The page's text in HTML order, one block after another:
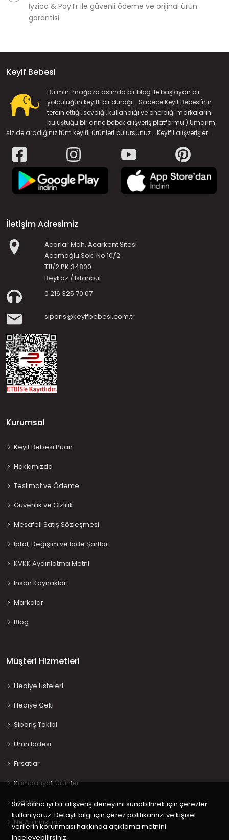
İyzico & PayTr ile güvenli ödeme ve orijinal ürün
garantisi
Keyif Bebesi
Bu mini mağaza aslında bir blog ile başlayan bir
yolculuğun keyifli bir durağı... Sadece Keyif Bebesi'nin
tercih ettiği, sevdiği, kullandığı ve önerdiği markaların
buluştuğu bir anne bebek alışveriş platformu:) Umarım
siz de aradığınız tüm keyifli ürünleri bulursunuz... Keyifli alışverişler...
İletişim Adresimiz
Acarlar Mah. Acarkent Sitesi
Acemoğlu Sok. No:10/2
T11/2 PK:34800
Beykoz / İstanbul
0 216 325 70 07
siparis@keyifbebesi.com.tr
Kurumsal
Keyif Bebesi Puan
Hakkımızda
Teslimat ve Ödeme
Güvenlik ve Gizlilik
Mesafeli Satış Sözleşmesi
İptal, Değişim ve İade Şartları
KVKK Aydınlatma Metni
İnsan Kaynakları
Markalar
Blog
Müşteri Hizmetleri
Hediye Listeleri
Hediye Çeki
Sipariş Takibi
Ürün İadesi
Fırsatlar
Kampanyalı Ürünler
İletişim
Ne Aramıştınız…
Size daha iyi bir alışveriş deneyimi sunabilmek için çerezler
kullanıyoruz. Detaylı bilgi için çerez politikamızı ve kişisel
verilerin korunması hakkında açıklama metnini
inceleyebilirsiniz.